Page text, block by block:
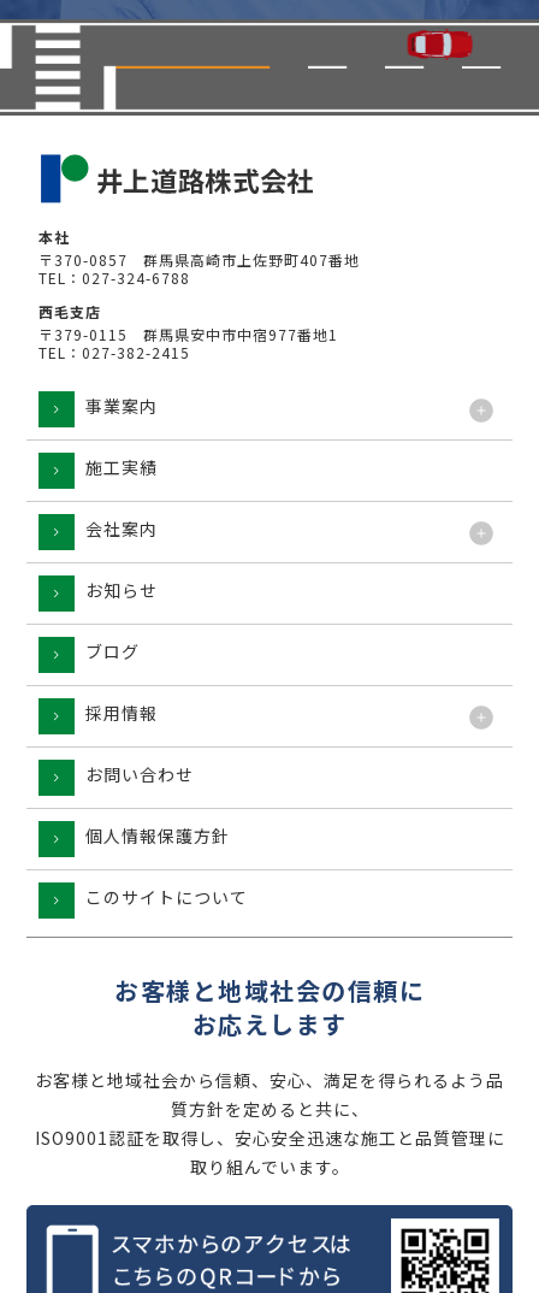
本社
〒370-0857 群馬県高崎市上佐野町407番地
TEL：027-324-6788
西毛支店
〒379-0115 群馬県安中市中宿977番地1
TEL：027-382-2415
事業案内
施工実績
会社案内
お知らせ
ブログ
採用情報
お問い合わせ
個人情報保護方針
このサイトについて
お客様と地域社会の信頼に
お応えします
お客様と地域社会から信頼、安心、満足を得られるよう品
質方針を定めると共に、
ISO9001認証を取得し、安心安全迅速な施工と品質管理に
取り組んでいます。